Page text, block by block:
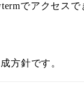
でアクセス
方針です。